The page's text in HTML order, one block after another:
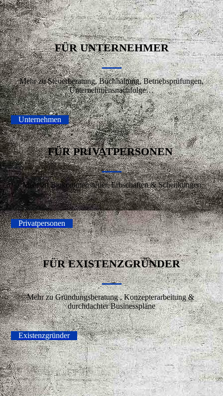
FÜR UNTERNEHMER
—
Mehr zu Steuerberatung, Buchhaltung, Betriebsprüfungen,
Unternehmensnachfolge…
Unternehmen
FÜR PRIVATPERSONEN
—
Mehr zu Einkommensteuer, Erbschaften & Schenkungen
Privatpersonen
FÜR EXISTENZGRÜNDER
—
Mehr zu Gründungsberatung , Konzepterarbeitung &
durchdachter Businesspläne
Existenzgründer